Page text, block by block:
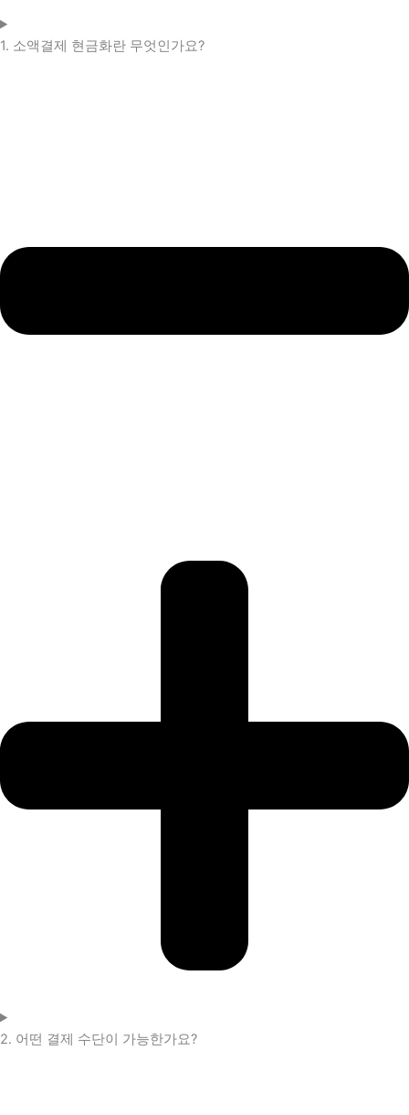
1. 소액결제 현금화란 무엇인가요?
2. 어떤 결제 수단이 가능한가요?